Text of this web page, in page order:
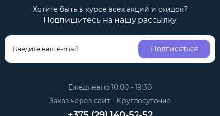
Хотите быть в курсе всех акций и скидок?
Подпишитесь на нашу рассылку
Подписаться
Ежедневно 10:00 - 19:30
Заказ через сайт - Круглосуточно